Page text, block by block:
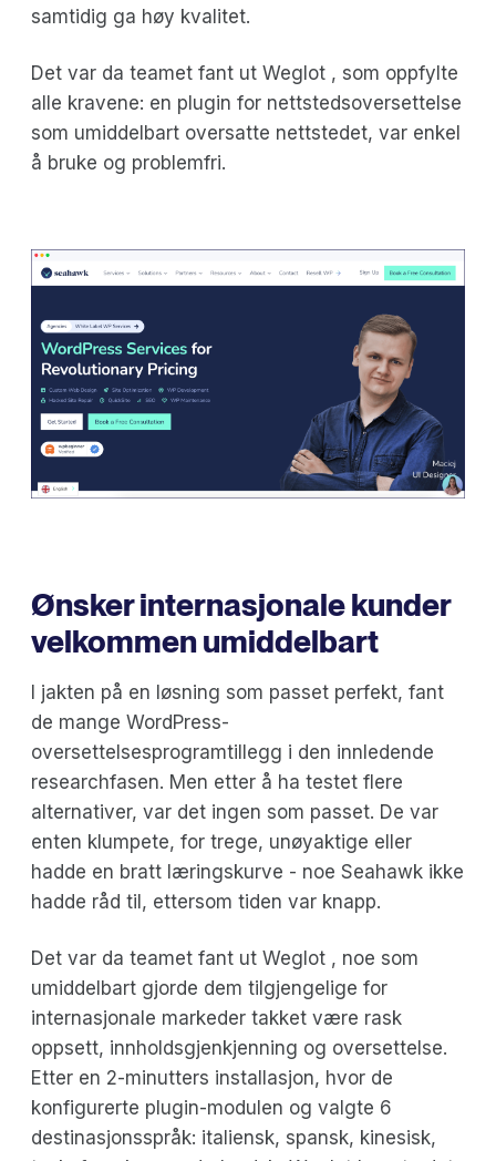
samtidig ga høy kvalitet.
Det var da teamet fant ut Weglot , som oppfylte
alle kravene: en plugin for nettstedsoversettelse
som umiddelbart oversatte nettstedet, var enkel
å bruke og problemfri.
Ønsker internasjonale kunder
velkommen umiddelbart
I jakten på en løsning som passet perfekt, fant
de mange WordPress-
oversettelsesprogramtillegg i den innledende
researchfasen. Men etter å ha testet flere
alternativer, var det ingen som passet. De var
enten klumpete, for trege, unøyaktige eller
hadde en bratt læringskurve - noe Seahawk ikke
hadde råd til, ettersom tiden var knapp.
Det var da teamet fant ut Weglot , noe som
umiddelbart gjorde dem tilgjengelige for
internasjonale markeder takket være rask
oppsett, innholdsgjenkjenning og oversettelse.
Etter en 2-minutters installasjon, hvor de
konfigurerte plugin-modulen og valgte 6
destinasjonsspråk: italiensk, spansk, kinesisk,